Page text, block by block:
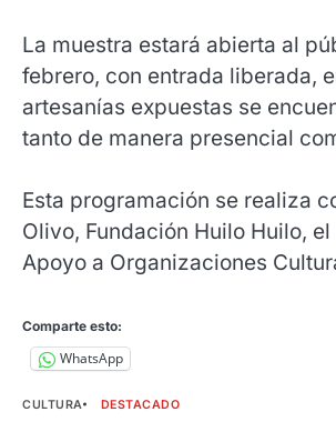
La muestra estará abierta al
febrero, con entrada liberada,
artesanías expuestas se
tanto de manera presencial
Esta programación se realiza
Olivo, Fundación Huilo Huilo,
Apoyo a Organizaciones
Comparte esto:
WhatsApp
CULTURA DESTACADO